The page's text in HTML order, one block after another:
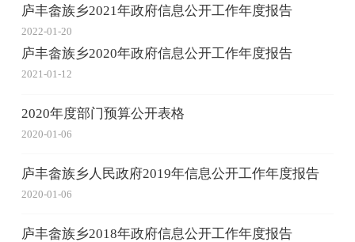
庐丰畲族乡2021年政府信息公开工作年度报告
2022-01-20
庐丰畲族乡2020年政府信息公开工作年度报告
2021-01-12
2020年度部门预算公开表格
2020-01-06
庐丰畲族乡人民政府2019年信息公开工作年度报告
2020-01-06
庐丰畲族乡2018年政府信息公开工作年度报告